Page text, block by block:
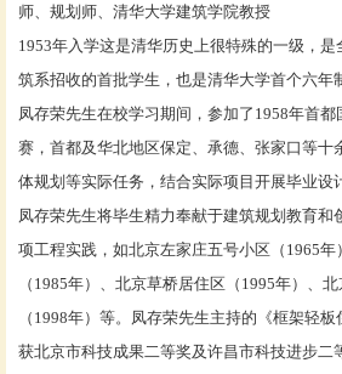
师、规划师、清华大学建筑学院教授
1953年入学这是清华历史上很特殊的一级，
筑系招收的首批学生，也是清华大学首个六年
凤存荣先生在校学习期间，参加了1958年首
赛，首都及华北地区保定、承德、张家口等十
体规划等实际任务，结合实际项目开展毕业设
凤存荣先生将毕生精力奉献于建筑规划教育和
项工程实践，如北京左家庄五号小区（1965
（1985年）、北京草桥居住区（1995年）、
（1998年）等。凤存荣先生主持的《框架轻
获北京市科技成果二等奖及许昌市科技进步二